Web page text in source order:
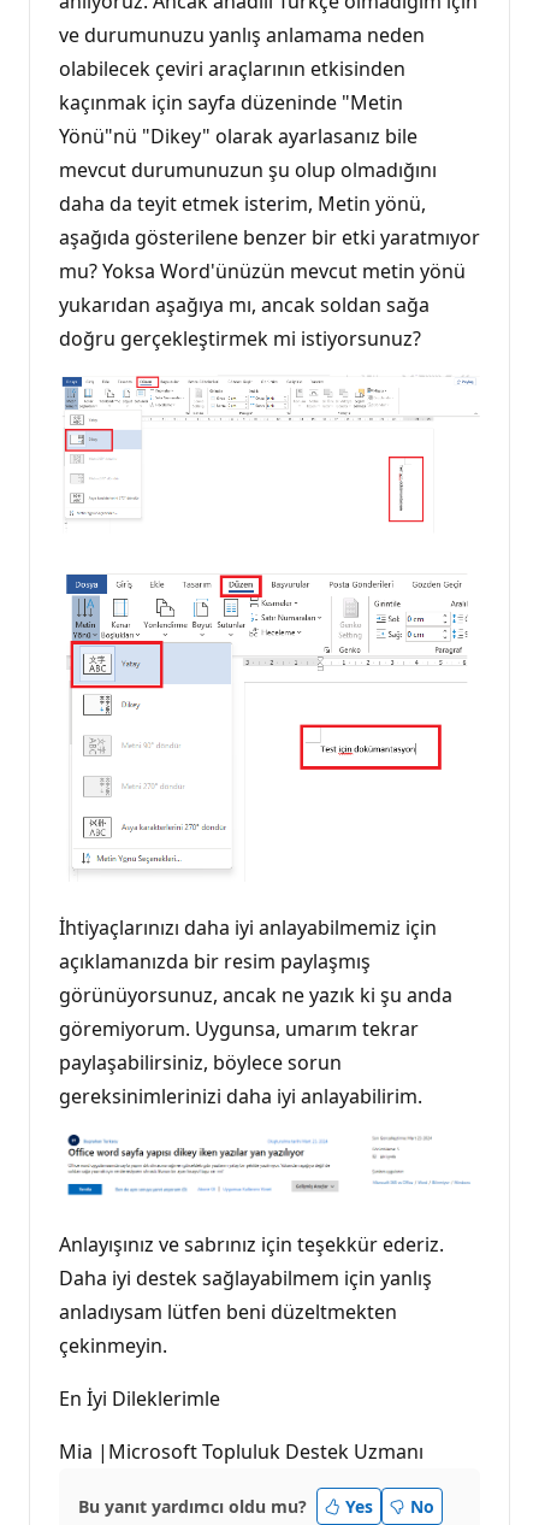
ve durumunuzu yanlış anlamama neden
olabilecek çeviri araçlarının etkisinden
kaçınmak için sayfa düzeninde "Metin
Yönü"nü "Dikey" olarak ayarlasanız bile
mevcut durumunuzun şu olup olmadığını
daha da teyit etmek isterim, Metin yönü,
aşağıda gösterilene benzer bir etki yaratmıyor
mu? Yoksa Word'ünüzün mevcut metin yönü
yukarıdan aşağıya mı, ancak soldan sağa
doğru gerçekleştirmek mi istiyorsunuz?
İhtiyaçlarınızı daha iyi anlayabilmemiz için
açıklamanızda bir resim paylaşmış
görünüyorsunuz, ancak ne yazık ki şu anda
göremiyorum. Uygunsa, umarım tekrar
paylaşabilirsiniz, böylece sorun
gereksinimlerinizi daha iyi anlayabilirim.
Anlayışınız ve sabrınız için teşekkür ederiz.
Daha iyi destek sağlayabilmem için yanlış
anladıysam lütfen beni düzeltmekten
çekinmeyin.
En İyi Dileklerimle
Mia |Microsoft Topluluk Destek Uzmanı
Bu yanıt yardımcı oldu mu? Yes No